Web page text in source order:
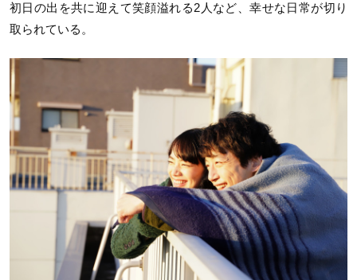
初日の出を共に迎えて笑顔溢れる2人など、幸せな日常が切り
取られている。